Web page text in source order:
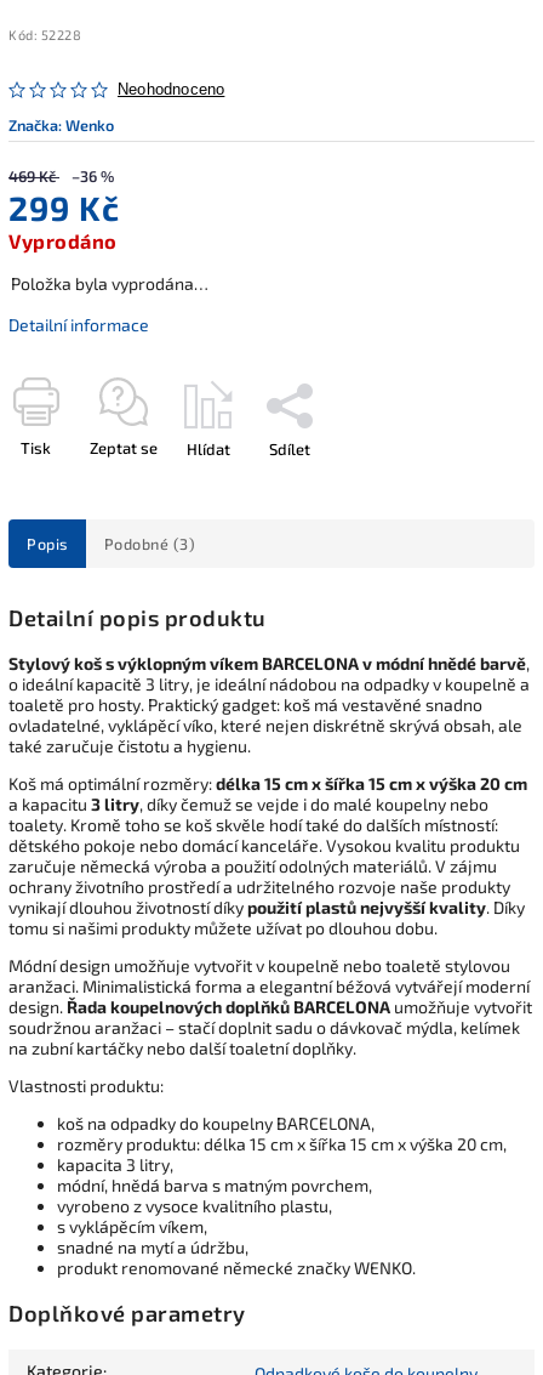
Kód: 52228
Neohodnoceno
Značka:Wenko
469 Kč –36 %
299 Kč
Vyprodáno
Položka byla vyprodána…
Detailní informace
Tisk Zeptat se Hlídat Sdílet
Popis Podobné (3)
Detailní popis produktu
Stylový koš s výklopným víkem BARCELONA v módní hnědé barvě,
o ideální kapacitě 3 litry, je ideální nádobou na odpadky v koupelně a
toaletě pro hosty. Praktický gadget: koš má vestavěné snadno
ovladatelné, vyklápěcí víko, které nejen diskrétně skrývá obsah, ale
také zaručuje čistotu a hygienu.
Koš má optimální rozměry:délka 15 cm x šířka 15 cm x výška 20 cm
a kapacitu 3 litry, díky čemuž se vejde i do malé koupelny nebo
toalety. Kromě toho se koš skvěle hodí také do dalších místností:
dětského pokoje nebo domácí kanceláře. Vysokou kvalitu produktu
zaručuje německá výroba a použití odolných materiálů. V zájmu
ochrany životního prostředí a udržitelného rozvoje naše produkty
vynikají dlouhou životností díkypoužití plastů nejvyšší kvality. Díky
tomu si našimi produkty můžete užívat po dlouhou dobu.
Módní design umožňuje vytvořit v koupelně nebo toaletě stylovou
aranžaci. Minimalistická forma a elegantní béžová vytvářejí moderní
design. Řada koupelnových doplňků BARCELONA umožňuje vytvořit
soudržnou aranžaci – stačí doplnit sadu o dávkovač mýdla, kelímek
na zubní kartáčky nebo další toaletní doplňky.
Vlastnosti produktu:
koš na odpadky do koupelny BARCELONA,
rozměry produktu: délka 15 cm x šířka 15 cm x výška 20 cm,
kapacita 3 litry,
módní, hnědá barva s matným povrchem,
vyrobeno z vysoce kvalitního plastu,
s vyklápěcím víkem,
snadné na mytí a údržbu,
produkt renomované německé značky WENKO.
Doplňkové parametry